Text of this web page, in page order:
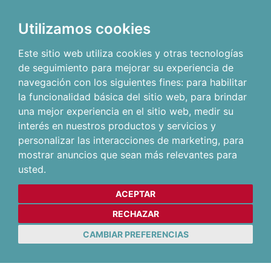
Utilizamos cookies
Este sitio web utiliza cookies y otras tecnologías
de seguimiento para mejorar su experiencia de
navegación con los siguientes fines: para habilitar
la funcionalidad básica del sitio web, para brindar
una mejor experiencia en el sitio web, medir su
interés en nuestros productos y servicios y
personalizar las interacciones de marketing, para
mostrar anuncios que sean más relevantes para
usted.
ACEPTAR
RECHAZAR
CAMBIAR PREFERENCIAS